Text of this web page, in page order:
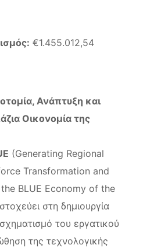
€1.455.012,54
Ανάπτυξη και
Οικονομία της
(Generating Regional
Transformation and
BLUE Economy of the
στη δημιουργία
του εργατικού
της τεχνολογικής